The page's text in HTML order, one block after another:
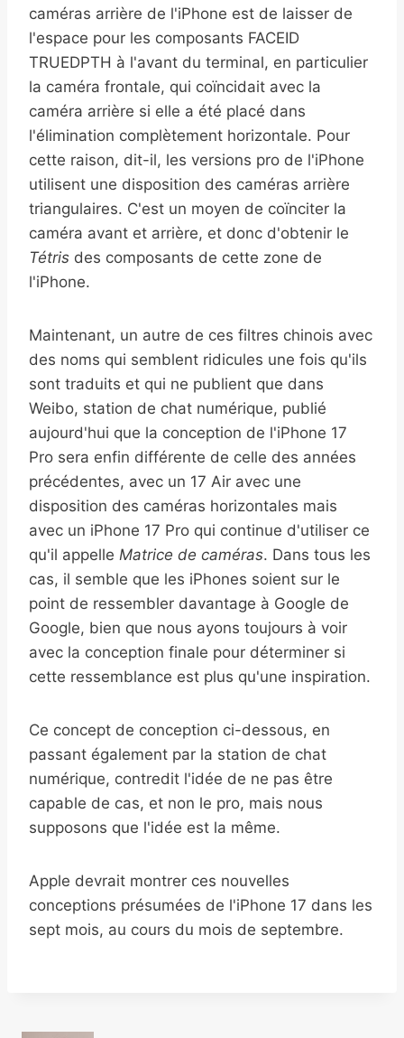
caméras arrière de l'iPhone est de laisser de
l'espace pour les composants FACEID
TRUEDPTH à ​​l'avant du terminal, en particulier
la caméra frontale, qui coïncidait avec la
caméra arrière si elle a été placé dans
l'élimination complètement horizontale. Pour
cette raison, dit-il, les versions pro de l'iPhone
utilisent une disposition des caméras arrière
triangulaires. C'est un moyen de coïnciter la
caméra avant et arrière, et donc d'obtenir le
Tétris des composants de cette zone de
l'iPhone.
Maintenant, un autre de ces filtres chinois avec
des noms qui semblent ridicules une fois qu'ils
sont traduits et qui ne publient que dans
Weibo, station de chat numérique, publié
aujourd'hui que la conception de l'iPhone 17
Pro sera enfin différente de celle des années
précédentes, avec un 17 Air avec une
disposition des caméras horizontales mais
avec un iPhone 17 Pro qui continue d'utiliser ce
qu'il appelle Matrice de caméras. Dans tous les
cas, il semble que les iPhones soient sur le
point de ressembler davantage à Google de
Google, bien que nous ayons toujours à voir
avec la conception finale pour déterminer si
cette ressemblance est plus qu'une inspiration.
Ce concept de conception ci-dessous, en
passant également par la station de chat
numérique, contredit l'idée de ne pas être
capable de cas, et non le pro, mais nous
supposons que l'idée est la même.
Apple devrait montrer ces nouvelles
conceptions présumées de l'iPhone 17 dans les
sept mois, au cours du mois de septembre.